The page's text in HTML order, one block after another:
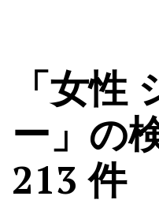
「女性
ー」の
213 件